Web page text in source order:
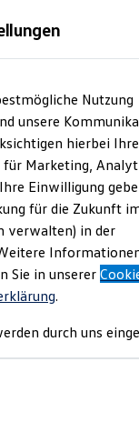
Nutzung
unsere
hierbei Ihre
Marketing,
Einwilligung
für die Zukunft
verwalten) in der
Sie in unserer
.
durch uns